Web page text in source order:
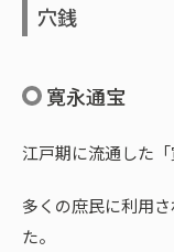
穴銭
寛永通宝
江戸期に流通した「
多くの庶民に利用
た。